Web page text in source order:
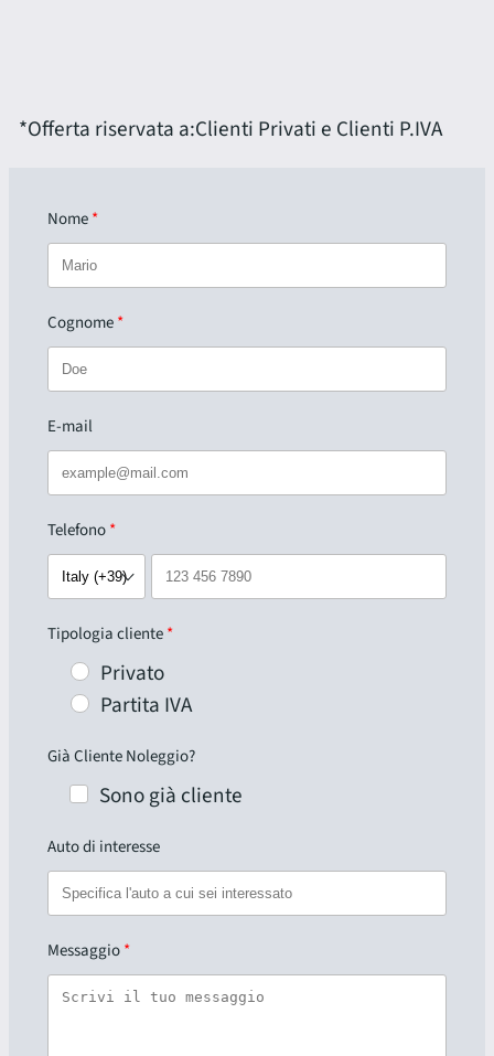
*Offerta riservata a:Clienti Privati e Clienti P.IVA
Nome
Cognome
E-mail
Telefono
Tipologia cliente
Privato
Partita IVA
Già Cliente Noleggio?
Sono già cliente
Auto di interesse
Messaggio